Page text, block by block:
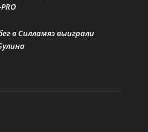
в Силламяэ выиграли